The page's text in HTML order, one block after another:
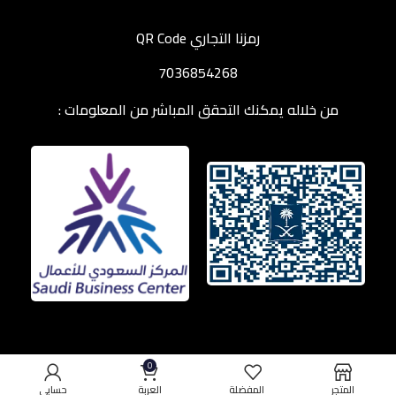
رمزنا التجاري QR Code
7036854268
من خلاله يمكنك التحقق المباشر من المعلومات :
المتجر المفضلة
0
العربة حسابي